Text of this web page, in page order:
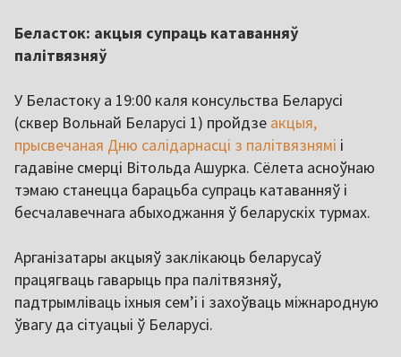
Беласток: акцыя супраць катаванняў
палітвязняў
У Беластоку а 19:00 каля консульства Беларусі
(сквер Вольнай Беларусі 1) пройдзе акцыя,
прысвечаная Дню салідарнасці з палітвязнямі і
гадавіне смерці Вітольда Ашурка. Сёлета асноўнаю
тэмаю станецца барацьба супраць катаванняў і
бесчалавечнага абыходжання ў беларускіх турмах.
Арганізатары акцыяў заклікаюць беларусаў
працягваць гаварыць пра палітвязняў,
падтрымліваць іхныя сем’і і захоўваць міжнародную
ўвагу да сітуацыі ў Беларусі.